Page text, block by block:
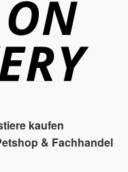
kaufen
& Fachhandel